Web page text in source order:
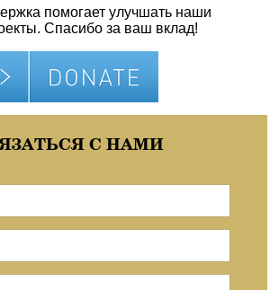
помогает улучшать наши
Спасибо за ваш вклад!
С НАМИ